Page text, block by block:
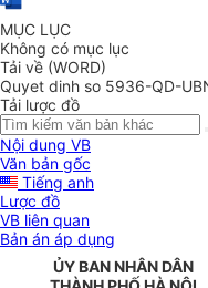
MỤC LỤC
Không có mục lục
Tải về (WORD)
Quyet dinh so 5936-QD-
Tải lược đồ
Nội dung VB
Văn bản gốc
Tiếng anh
Lược đồ
VB liên quan
Bản án áp dụng
ỦY BAN NHÂN DÂN